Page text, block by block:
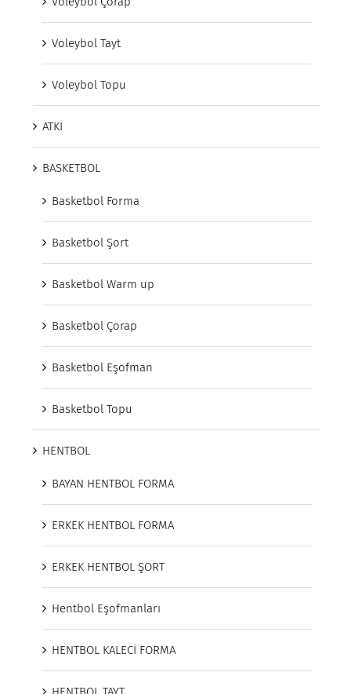
Voleybol Tayt
Voleybol Topu
ATKI
BASKETBOL
Basketbol Forma
Basketbol Şort
Basketbol Warm up
Basketbol Çorap
Basketbol Eşofman
Basketbol Topu
HENTBOL
BAYAN HENTBOL FORMA
ERKEK HENTBOL FORMA
ERKEK HENTBOL ŞORT
Hentbol Eşofmanları
HENTBOL KALECİ FORMA